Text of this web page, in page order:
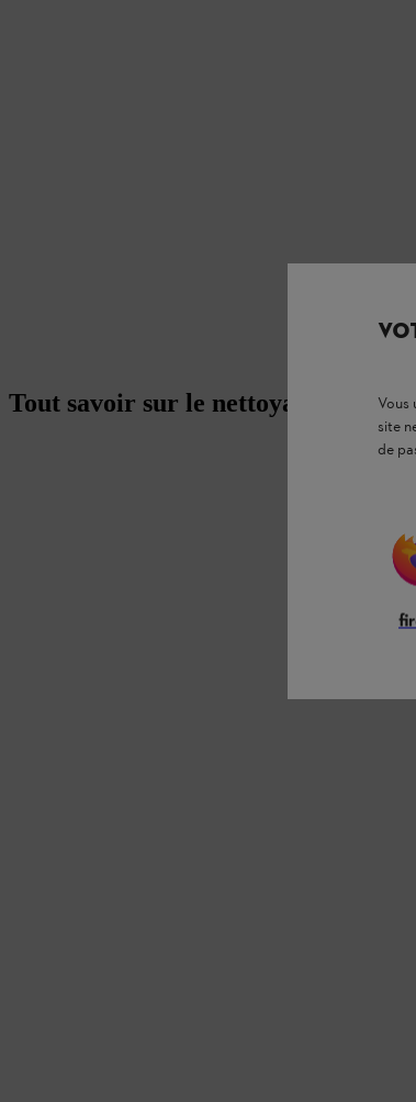
Tout savoir sur le nettoyage
Vous
site
de